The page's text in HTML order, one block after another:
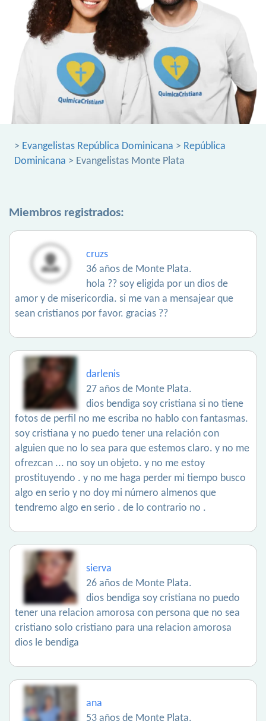
> Evangelistas República Dominicana > República
Dominicana > Evangelistas Monte Plata
Miembros registrados:
cruzs
36 años de Monte Plata.
hola ?? soy eligida por un dios de
amor y de misericordia. si me van a mensajear que
sean cristianos por favor. gracias ??
darlenis
27 años de Monte Plata.
dios bendiga soy cristiana si no tiene
fotos de perfil no me escriba no hablo con fantasmas.
soy cristiana y no puedo tener una relación con
alguien que no lo sea para que estemos claro. y no me
ofrezcan ... no soy un objeto. y no me estoy
prostituyendo . y no me haga perder mi tiempo busco
algo en serio y no doy mi número almenos que
tendremo algo en serio . de lo contrario no .
sierva
26 años de Monte Plata.
dios bendiga soy cristiana no puedo
tener una relacion amorosa con persona que no sea
cristiano solo cristiano para una relacion amorosa
dios le bendiga
ana
53 años de Monte Plata.